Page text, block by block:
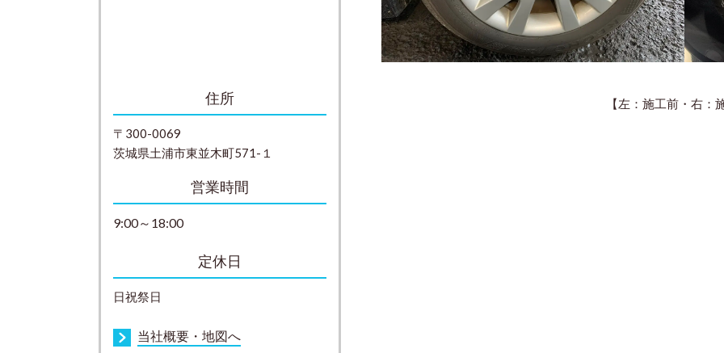
【左：施工前・右：
住所
〒300-0069
茨城県土浦市東並木町571-１
営業時間
9:00～18:00
定休日
日祝祭日
当社概要・地図へ